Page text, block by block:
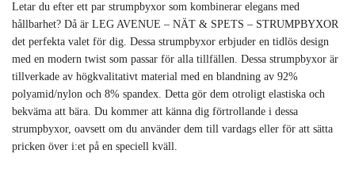
Letar du efter ett par strumpbyxor som kombinerar elegans med
hållbarhet? Då är LEG AVENUE – NÄT & SPETS – STRUMPBYXOR
det perfekta valet för dig. Dessa strumpbyxor erbjuder en tidlös design
med en modern twist som passar för alla tillfällen. Dessa strumpbyxor är
tillverkade av högkvalitativt material med en blandning av 92%
polyamid/nylon och 8% spandex. Detta gör dem otroligt elastiska och
bekväma att bära. Du kommer att känna dig förtrollande i dessa
strumpbyxor, oavsett om du använder dem till vardags eller för att sätta
pricken över i:et på en speciell kväll.